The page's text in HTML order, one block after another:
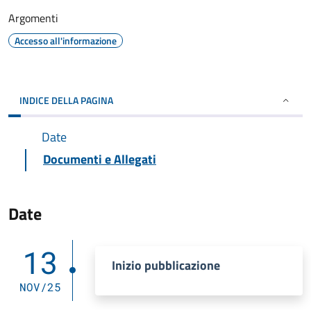
Argomenti
Accesso all'informazione
INDICE DELLA PAGINA
Date
Documenti e Allegati
Date
13
NOV/25
Inizio pubblicazione